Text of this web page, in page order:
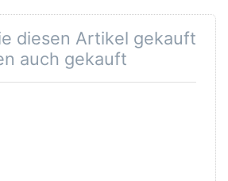
diesen Artikel gekauft
auch gekauft